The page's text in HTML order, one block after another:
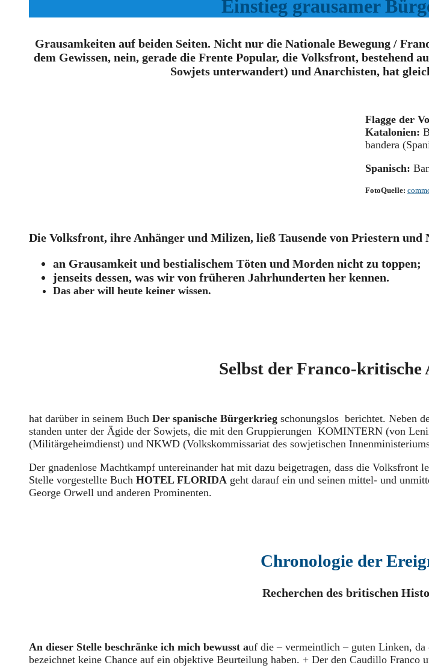
Einstieg grausamer
Grausamkeiten auf beiden Seiten. Nicht nur die Nationale Bewegung /
dem Gewissen, nein, gerade die Frente Popular, die Volksfront,
Sowjets unterwandert) und Anarchisten, hat
Flagge der
Katalonien:
bandera
Spanisch:
FotoQuelle:
Die Volksfront, ihre Anhänger und Milizen, ließ Tausende von Priestern
an Grausamkeit und bestialischem Töten und Morden nicht zu toppen;
jenseits dessen, was wir von früheren Jahrhunderten her kennen.
Das aber will heute keiner wissen.
Selbst der Franco-
hat darüber in seinem Buch Der spanische Bürgerkrieg schonungslos berichtet. Neben
standen unter der Ägide der Sowjets, die mit den Gruppierungen KOMINTERN (von
(Militärgeheimdienst) und NKWD (Volkskommissariat des sowjetischen
Der gnadenlose Machtkampf untereinander hat mit dazu beigetragen, dass die
Stelle vorgestellte Buch HOTEL FLORIDA geht darauf ein und seinen mittel- und
George Orwell und anderen Prominenten.
Chronologie der
Recherchen des britischen
An dieser Stelle beschränke ich mich bewusst auf die – vermeintlich – guten Linken, da
bezeichnet keine Chance auf ein objektive Beurteilung haben. + Der den Caudillo Franco